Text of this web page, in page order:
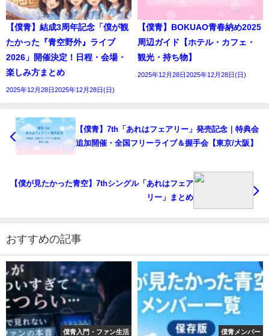
【僕青】結成3周年記念「僕が観
たかった『青空野外』ライブ
2026」開催決定！日程・会場・
楽しみ方まとめ
2025年12月28日2025年12月28日(日)
【僕青】BOKUAO青春納め2025
周辺ガイド【ホテル・カフェ・
観光・持ち物】
2025年12月28日2025年12月28日(日)
【僕青】7th「あれはフェアリー」発売記念｜特典会
追加開催・全国フリーライブ＆握手会【東京/大阪】
【僕が見たかった青空】7thシングル「あれはフェア
リー」まとめ
おすすめの記事
僕青入門・ファン生活 僕青メンバー